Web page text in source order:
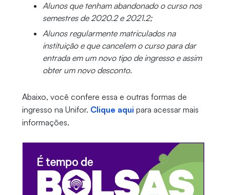
Alunos que tenham abandonado o curso nos
semestres de 2020.2 e 2021.2;
Alunos regularmente matriculados na
instituição e que cancelem o curso para dar
entrada em um novo tipo de ingresso e assim
obter um novo desconto.
Abaixo, você confere essa e outras formas de
ingresso na Unifor. Clique aqui para acessar mais
informações.